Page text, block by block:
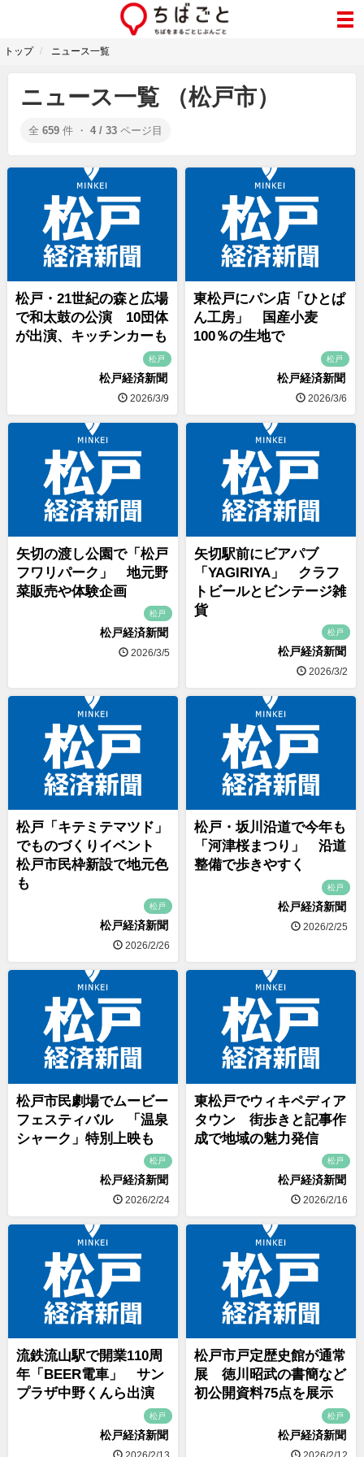
トップ ニュース一覧
ニュース一覧 （松戸市）
全 659 件 ・ 4 / 33 ページ目
松戸・21世紀の森と広場
で和太鼓の公演 10団体
が出演、キッチンカーも
松戸
松戸経済新聞
2026/3/9
東松戸にパン店「ひとぱ
ん工房」 国産小麦
100％の生地で
松戸
松戸経済新聞
2026/3/6
矢切の渡し公園で「松戸
フワリパーク」 地元野
菜販売や体験企画
松戸
松戸経済新聞
2026/3/5
矢切駅前にビアパブ
「YAGIRIYA」 クラフ
トビールとビンテージ雑
貨
松戸
松戸経済新聞
2026/3/2
松戸「キテミテマツド」
でものづくりイベント
松戸市民枠新設で地元色
も
松戸
松戸経済新聞
2026/2/26
松戸・坂川沿道で今年も
「河津桜まつり」 沿道
整備で歩きやすく
松戸
松戸経済新聞
2026/2/25
松戸市民劇場でムービー
フェスティバル 「温泉
シャーク」特別上映も
松戸
松戸経済新聞
2026/2/24
東松戸でウィキペディア
タウン 街歩きと記事作
成で地域の魅力発信
松戸
松戸経済新聞
2026/2/16
流鉄流山駅で開業110周
年「BEER電車」 サン
プラザ中野くんら出演
松戸
松戸経済新聞
松戸市戸定歴史館が通常
展 徳川昭武の書簡など
初公開資料75点を展示
松戸
松戸経済新聞